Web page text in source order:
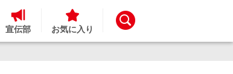
宣伝部 お気に入り